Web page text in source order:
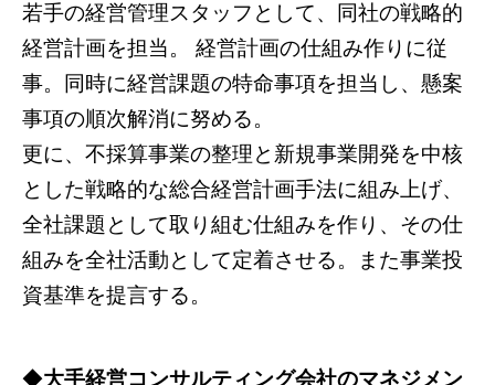
若手の経営管理スタッフとして、同社の戦略的
経営計画を担当。 経営計画の仕組み作りに従
事。同時に経営課題の特命事項を担当し、懸案
事項の順次解消に努める。
更に、不採算事業の整理と新規事業開発を中核
とした戦略的な総合経営計画手法に組み上げ、
全社課題として取り組む仕組みを作り、その仕
組みを全社活動として定着させる。また事業投
資基準を提言する。
◆大手経営コンサルティング会社のマネジメン